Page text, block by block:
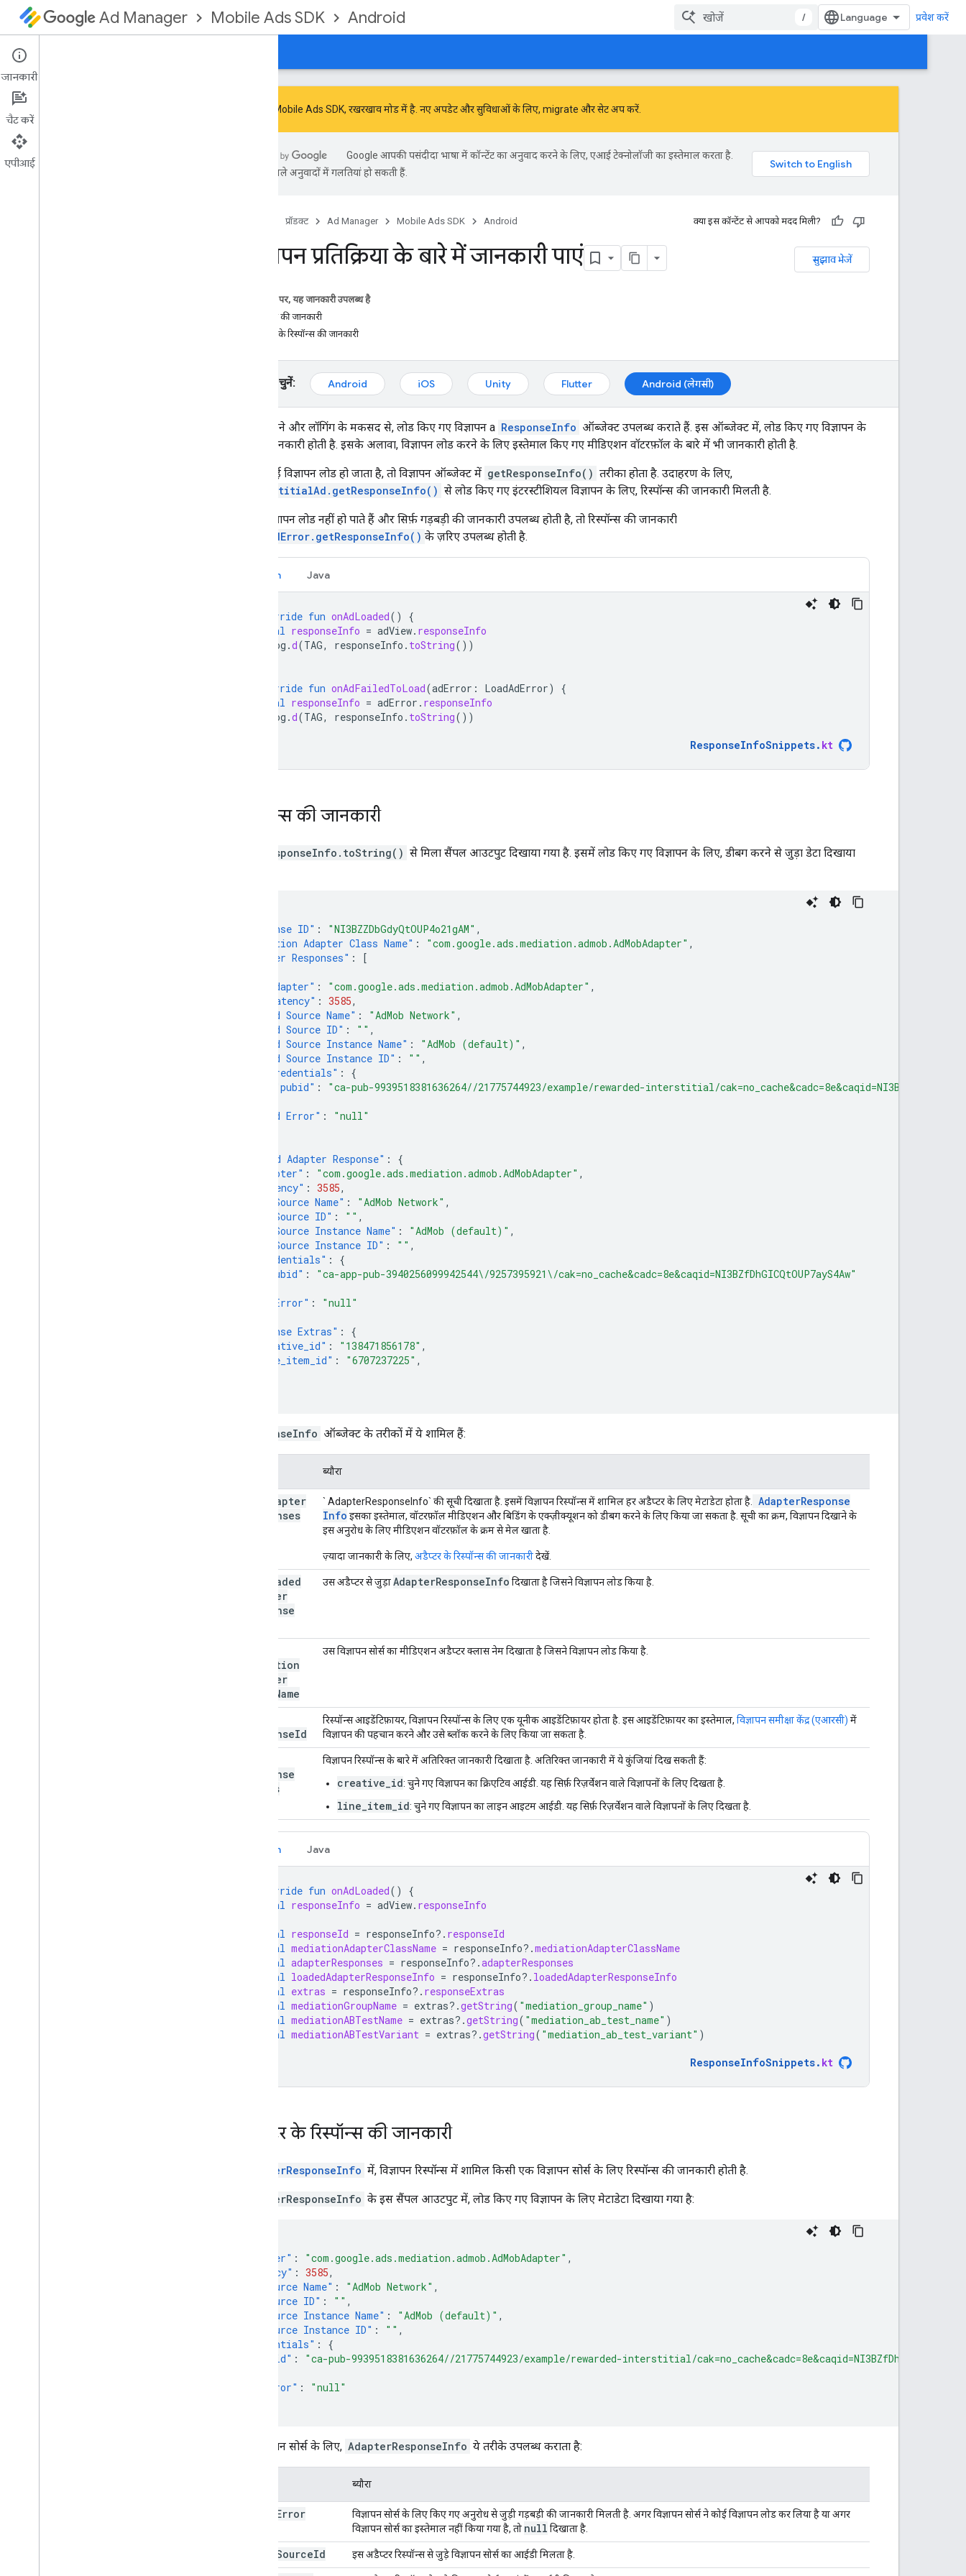
Ad Manager Mobile Ads SDK Android / प्रवेश करें
एसडीके के बंद होने और उसके काम न करने की
समस्या को ठीक करना
Google Mobile Ads SDK, रखरखाव मोड में है. नए अपडेट और सुविधाओं के लिए, migrate औरसेट अप करें
Google आपकी पसंदीदा भाषा में कॉन्टेंट का अनुवाद करने के लिए, एआई टेक्नोलॉजी का इस्तेमाल करता है.
एआई से मिले अनुवादों में गलतियां हो सकती हैं.
प्रॉडक्ट Ad Manager Mobile Ads SDK Android क्या इस कॉन्टेंट से आपको मदद मिली?
सुझाव भेजें
विज्ञापन प्रतिक्रिया के बारे में जानकारी पाएं
इस पेज पर, यह जानकारी उपलब्ध है
रिस्पॉन्स की जानकारी
अडैप्टर के रिस्पॉन्स की जानकारी
प्लैटफ़ॉर्म चुनें: Android iOS Unity Flutter Android (लेगसी)
डीबग करने और लॉगिंग के मकसद से, लोड किए गए विज्ञापन a ResponseInfo ऑब्जेक्ट उपलब्ध कराते हैं. इस ऑब्जेक्ट में, लोड किए गए विज्ञापन के
बारे में जानकारी होती है. इसके अलावा, विज्ञापन लोड करने के लिए इस्तेमाल किए गए मीडिएशन वॉटरफ़ॉल के बारे में भी जानकारी होती है.
अगर कोई विज्ञापन लोड हो जाता है, तो विज्ञापन ऑब्जेक्ट में getResponseInfo() तरीका होता है. उदाहरण के लिए,
InterstitialAd.getResponseInfo() से लोड किए गए इंटरस्टीशियल विज्ञापन के लिए, रिस्पॉन्स की जानकारी मिलती है.
अगर विज्ञापन लोड नहीं हो पाते हैं और सिर्फ़ गड़बड़ी की जानकारी उपलब्ध होती है, तो रिस्पॉन्स की जानकारी
LoadAdError.getResponseInfo() के ज़रिए उपलब्ध होती है.
Kotlin Java
override fun onAdLoaded()
{
val responseInfo = adView. responseInfo
Log .d(TAG, responseInfo . toString())
override fun onAdFailedToLoad(adError : LoadAdError)
{
val responseInfo = adError . responseInfo
Log .d(TAG, responseInfo . toString())
ResponseInfoSnippets. kt
रिस्पॉन्स की जानकारी
ResponseInfo.toString() से मिला सैंपल आउटपुट दिखाया गया है. इसमें लोड किए गए विज्ञापन के लिए, डीबग करने से जुड़ा डेटा दिखाया
"Response ID" : "NI3BZZDbGdyQtOUP4o21gAM" ,
"Mediation Adapter Class Name" : "com.google.ads.mediation.admob.AdMobAdapter" ,
"Adapter Responses" :
[
"Adapter" : "com.google.ads.mediation.admob.AdMobAdapter" ,
"Latency" : 3585,
"Ad Source Name" : "AdMob Network" ,
"Ad Source ID" : "" ,
"Ad Source Instance Name" : "AdMob (default)" ,
"Ad Source Instance ID" : "" ,
"Credentials" :
{
"pubid" :
"ca-pub-9939518381636264//21775744923/example/rewarded-interstitial/
"Ad Error" :
"null"
"Loaded Adapter Response" :
{
"Adapter" : "com.google.ads.mediation.admob.AdMobAdapter" ,
"Latency" : 3585,
"Ad Source Name" : "AdMob Network" ,
"Ad Source ID" : "" ,
"Ad Source Instance Name" : "AdMob (default)" ,
"Ad Source Instance ID" : "" ,
"Credentials" :
{
"pubid" :
"ca-app-pub-3940256099942544\/9257395921\/cak=no_cache&cadc=8e&caqid=NI3BZfDhGICQtOUP7ayS4Aw"
"Ad Error" :
"null"
"Response Extras" :
{
"creative_id" : "138471856178" ,
"line_item_id" : "6707237225" ,
ResponseInfo ऑब्जेक्ट के तरीकों में ये शामिल हैं:
ब्यौरा
Adapter
Responses
` AdapterResponseInfo` की सूची दिखाता है. इसमें विज्ञापन रिस्पॉन्स में शामिल हर अडैप्टर के लिए मेटाडेटा होता है. AdapterResponse
Info इसका इस्तेमाल, वॉटरफ़ॉल मीडिएशन और बिडिंग के एक्ज़ीक्यूशन को डीबग करने के लिए किया जा सकता है. सूची का क्रम, विज्ञापन दिखाने के
इस अनुरोध के लिए मीडिएशन वॉटरफ़ॉल के क्रम से मेल खाता है.
ज़्यादा जानकारी के लिए, अडैप्टर के रिस्पॉन्स की जानकारीदेखें.
Loaded
Adapter
Response
उस अडैप्टर से जुड़ाAdapterResponseInfo दिखाता है जिसने विज्ञापन लोड किया है.
Mediation
Adapter
Name
उस विज्ञापन सोर्स का मीडिएशन अडैप्टर क्लास नेम दिखाता है जिसने विज्ञापन लोड किया है.
ResponseId
रिस्पॉन्स आइडेंटिफ़ायर, विज्ञापन रिस्पॉन्स के लिए एक यूनीक आइडेंटिफ़ायर होता है. इस आइडेंटिफ़ायर का इस्तेमाल, विज्ञापन समीक्षा केंद्र (एआरसी) में
विज्ञापन की पहचान करने और उसे ब्लॉक करने के लिए किया जा सकता है.
Response
Extras
विज्ञापन रिस्पॉन्स के बारे में अतिरिक्त जानकारी दिखाता है. अतिरिक्त जानकारी में ये कुंजियां दिख सकती हैं:
creative_id: चुने गए विज्ञापन का क्रिएटिव आईडी. यह सिर्फ़ रिज़र्वेशन वाले विज्ञापनों के लिए दिखता है.
line_item_id: चुने गए विज्ञापन का लाइन आइटम आईडी. यह सिर्फ़ रिज़र्वेशन वाले विज्ञापनों के लिए दिखता है.
Kotlin Java
override fun onAdLoaded()
{
val responseInfo = adView. responseInfo
val responseId = responseInfo?. responseId
val mediationAdapterClassName = responseInfo?.mediationAdapterClassName
val adapterResponses = responseInfo?.adapterResponses
val loadedAdapterResponseInfo = responseInfo?. loadedAdapterResponseInfo
val extras = responseInfo?. responseExtras
val mediationGroupName = extras?.getString( "mediation_group_name" )
val mediationABTestName = extras?.getString( "mediation_ab_test_name" )
val mediationABTestVariant = extras?.getString( "mediation_ab_test_variant" )
ResponseInfoSnippets. kt
अडैप्टर के रिस्पॉन्स की जानकारी
AdapterResponseInfo में, विज्ञापन रिस्पॉन्स में शामिल किसी एक विज्ञापन सोर्स के लिए रिस्पॉन्स की जानकारी होती है.
AdapterResponseInfo के इस सैंपल आउटपुट में, लोड किए गए विज्ञापन के लिए मेटाडेटा दिखाया गया है:
"Adapter" : "com.google.ads.mediation.admob.AdMobAdapter" ,
"Latency" : 3585,
"Ad Source Name" : "AdMob Network" ,
"Ad Source ID" : "" ,
"Ad Source Instance Name" : "AdMob (default)" ,
"Ad Source Instance ID" : "" ,
"Credentials" :
{
"pubid" :
"ca-pub-9939518381636264//21775744923/example/rewarded-interstitial/
"Ad Error" :
"null"
हर विज्ञापन सोर्स के लिए, AdapterResponseInfo ये तरीके उपलब्ध कराता है:
ब्यौरा
Error
विज्ञापन सोर्स के लिए किए गए अनुरोध से जुड़ी गड़बड़ी की जानकारी मिलती है. अगर विज्ञापन सोर्स ने कोई विज्ञापन लोड कर लिया है या अगर
विज्ञापन सोर्स का इस्तेमाल नहीं किया गया है, तो null दिखाता है.
SourceId इस अडैप्टर रिस्पॉन्स से जुड़े विज्ञापन सोर्स का आईडी मिलता है.
जानकारी
चैट करें
एपीआई